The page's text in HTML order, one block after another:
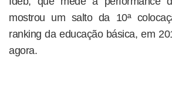
mostrou um salto da 10ª
ranking da educação básica, em
agora.